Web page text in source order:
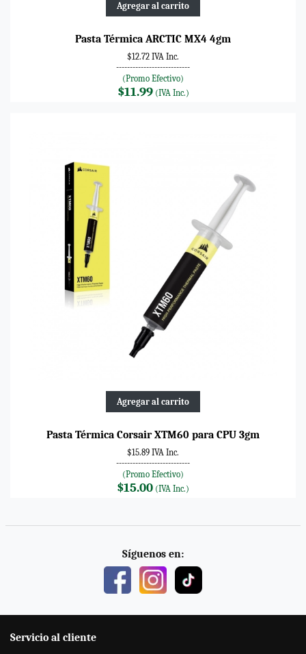
Agregar al carrito
Pasta Térmica ARCTIC MX4 4gm
$12.72 IVA Inc.
---------------------------
(Promo Efectivo)
$11.99(IVA Inc.)
Agregar al carrito
Pasta Térmica Corsair XTM60 para CPU 3gm
$15.89 IVA Inc.
---------------------------
(Promo Efectivo)
$15.00 (IVA Inc.)
Síguenos en:
Servicio al cliente